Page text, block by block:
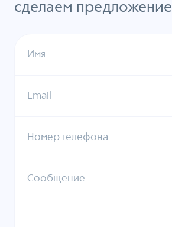
сделаем предложение
Имя
Email
Номер телефона
Сообщение